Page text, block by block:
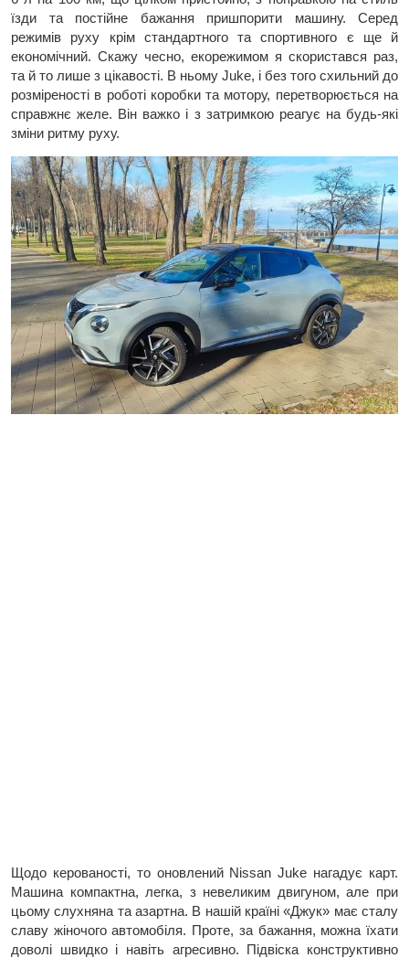
їзди та постійне бажання пришпорити машину. Серед
режимів руху крім стандартного та спортивного є ще й
економічний. Скажу чесно, екорежимом я скористався раз,
та й то лише з цікавості. В ньому Juke, і без того схильний до
розміреності в роботі коробки та мотору, перетворюється на
справжнє желе. Він важко і з затримкою реагує на будь-які
зміни ритму руху.
Щодо керованості, то оновлений Nissan Juke нагадує карт.
Машина компактна, легка, з невеликим двигуном, але при
цьому слухняна та азартна. В нашій країні «Джук» має сталу
славу жіночого автомобіля. Проте, за бажання, можна їхати
доволі швидко і навіть агресивно. Підвіска конструктивно